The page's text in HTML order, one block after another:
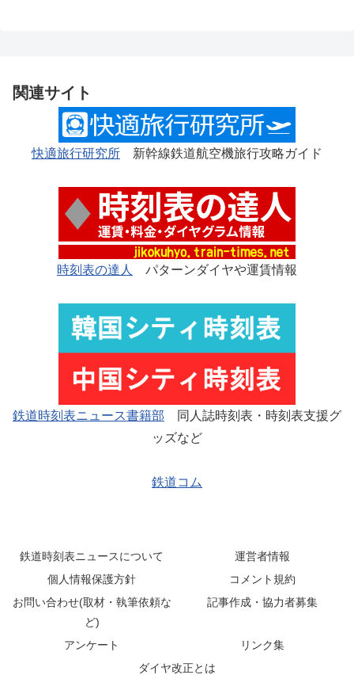
関連サイト
快適旅行研究所 新幹線鉄道航空機旅行攻略ガイド
時刻表の達人 パターンダイヤや運賃情報
鉄道時刻表ニュース書籍部 同人誌時刻表・時刻表支援グ
ッズなど
鉄道コム
鉄道時刻表ニュースについて
運営者情報
個人情報保護方針
コメント規約
お問い合わせ(取材・執筆依頼な
ど)
記事作成・協力者募集
アンケート
リンク集
ダイヤ改正とは